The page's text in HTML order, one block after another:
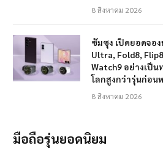
8 สิงหาคม 2026
ซัมซุง เปิดยอดจอง
Ultra, Fold8,
Watch9 อย่างเป็
โลกสูงกว่ารุ่นก่อน
8 สิงหาคม 2026
มือถือรุ่นยอดนิยม